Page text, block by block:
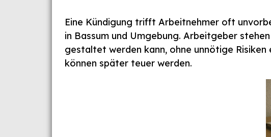
Eine Kündigung trifft Arbeitnehmer oft
in Bassum und Umgebung. Arbeitgeber
gestaltet werden kann, ohne unnötige
können später teuer werden.